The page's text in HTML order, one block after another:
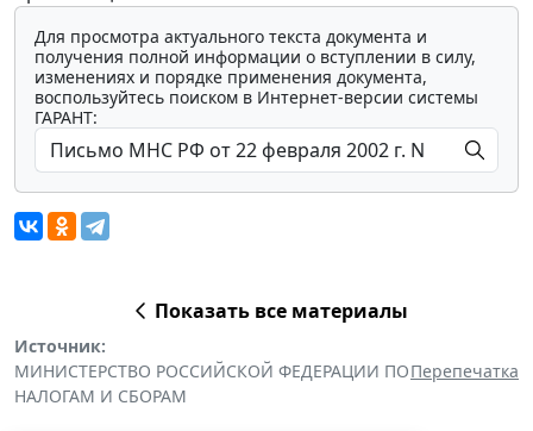
Для просмотра актуального текста документа и
получения полной информации о вступлении в силу,
изменениях и порядке применения документа,
воспользуйтесь поиском в Интернет-версии системы
ГАРАНТ:
Показать все материалы
Источник:
МИНИСТЕРСТВО РОССИЙСКОЙ ФЕДЕРАЦИИ ПО
НАЛОГАМ И СБОРАМ
Перепечатка